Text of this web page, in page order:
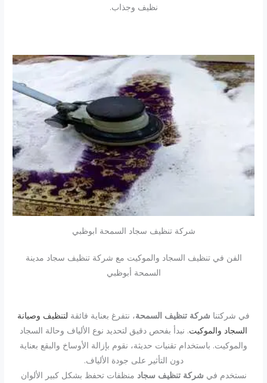
نظيف وجذاب.
شركة تنظيف سجاد السمحة ابوظبي
الفن في تنظيف السجاد والموكيت مع شركة تنظيف سجاد مدينة
السمحة أبوظبي
في شركتنا شركة تنظيف السمحة، نتفرغ بعناية فائقة لتنظيف وصيانة
السجاد والموكيت. نبدأ بفحص دقيق لتحديد نوع الألياف وحالة السجاد
والموكيت. باستخدام تقنيات حديثة، نقوم بإزالة الأوساخ والبقع بعناية
دون التأثير على جودة الألياف.
نستخدم في شركة تنظيف سجاد منظفات تحفظ بشكل كبير الألوان